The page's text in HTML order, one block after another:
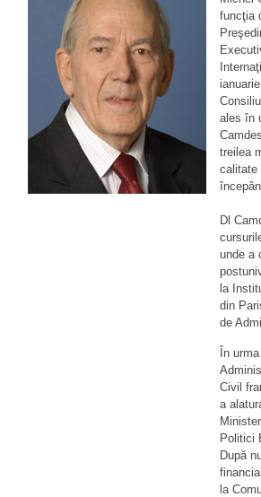
funcţia
ales în
treilea
calitate
Dl
unde a
la
din
de
În
Civil
a
Politici
După
la